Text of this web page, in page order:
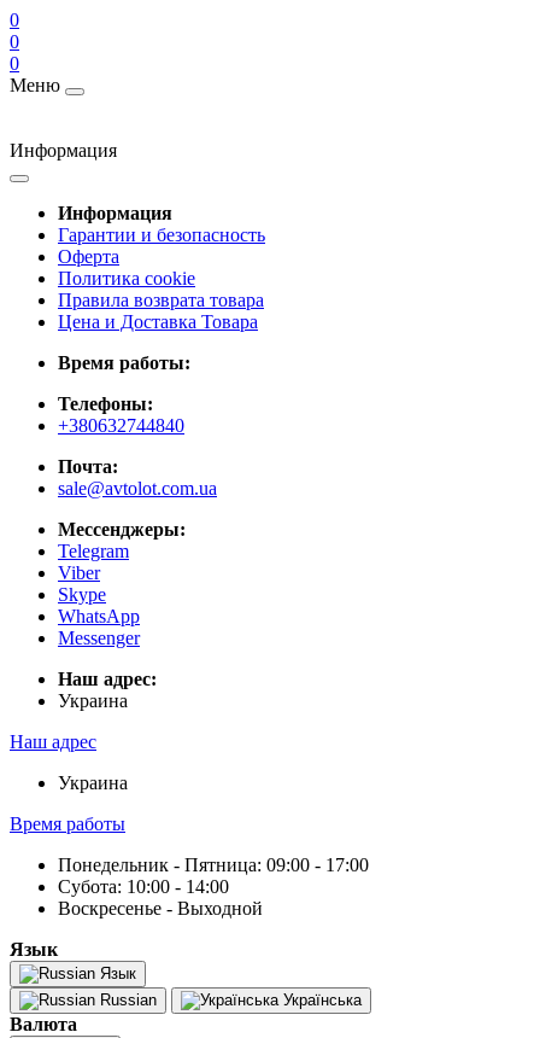
0
0
0
Меню
Информация
Информация
Гарантии и безопасность
Оферта
Политика cookie
Правила возврата товара
Цена и Доставка Товара
Время работы:
Телефоны:
+380632744840
Почта:
sale@avtolot.com.ua
Мессенджеры:
Telegram
Viber
Skype
WhatsApp
Messenger
Наш адрес:
Украина
Наш адрес
Украина
Время работы
Понедельник - Пятница: 09:00 - 17:00
Субота: 10:00 - 14:00
Воскресенье - Выходной
Язык
Язык
Russian
Українська
Валюта